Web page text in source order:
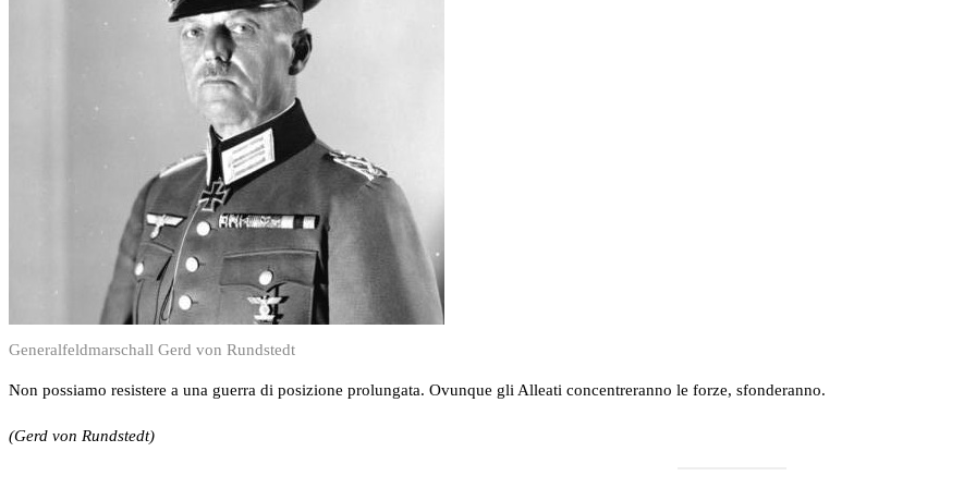
Generalfeldmarschall Gerd von Rundstedt
Non possiamo resistere a una guerra di posizione prolungata. Ovunque gli Alleati concentreranno le forze, sfonderanno.
(Gerd von Rundstedt)